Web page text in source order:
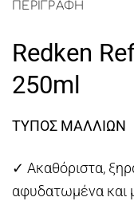
ΠΕΡΙΓΡΑΦΉ
Redken
250ml
ΤΥΠΟΣ ΜΑΛΛΙΩΝ
✓ Ακαθόριστα,
αφυδατωμένα και